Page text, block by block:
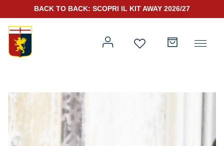
Prima squadra
Kit Gara 2026/27
Training
BACK TO BACK: SCOPRI IL KIT AWAY 2026/27